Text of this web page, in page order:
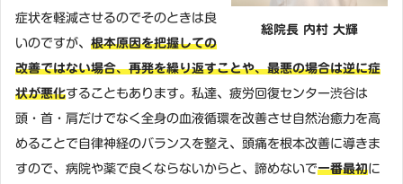
総院長 内村 大輝
症状を軽減させるのでそのときは良
いのですが、 根本原因を把握しての
改善ではない場合、再発を繰り返すことや、最悪の場合は逆に症
状が悪化することもあります。私達、疲労回復センター渋谷は
頭・首・肩だけでなく全身の血液循環を改善させ自然治癒力を高
めることで自律神経のバランスを整え、頭痛を根本改善に導きま
すので、病院や薬で良くならないからと、諦めないで一番最初に